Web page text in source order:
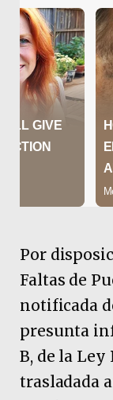
Por
Faltas de
notificada
presunta
B, de la Ley
trasladada